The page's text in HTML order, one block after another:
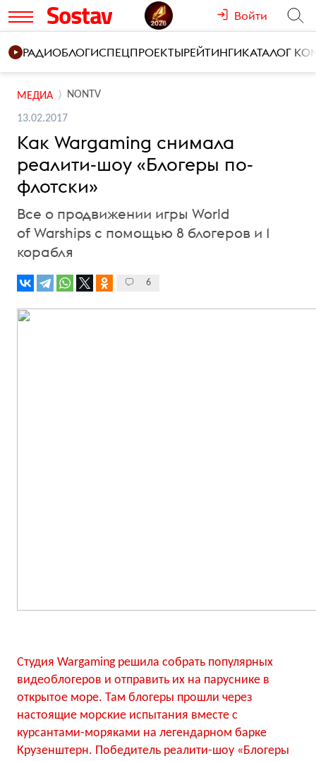
Войти
РАДИОБЛОГИСПЕЦПРОЕКТЫРЕЙТИНГИКАТАЛОГ
МЕДИА NONTV
13.02.2017
Как Wargaming снимала
реалити-шоу «Блогеры по-
флотски»
Все о продвижении игры World
of Warships с помощью 8 блогеров и 1
корабля
6
Студия Wargaming решила собрать популярных
видеоблогеров и отправить их на паруснике в
открытое море. Там блогеры прошли через
настоящие морские испытания вместе с
курсантами-моряками на легендарном барке
Крузенштерн. Победитель реалити-шоу «Блогеры